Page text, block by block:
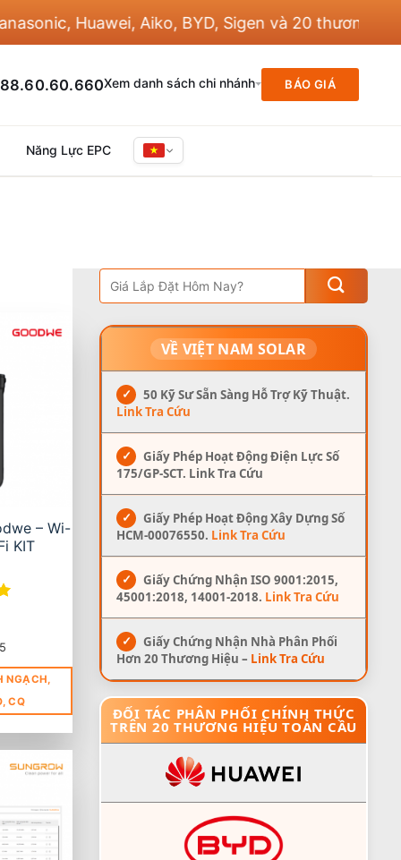
Huawei, Aiko, BYD, Sigen và 20 thương hiệu
Xem danh sách chi nhánh BÁO GIÁ
Năng Lực EPC
– Wi-
KIT
NGẠCH,
CQ
VỀ VIỆT NAM SOLAR
✓
50 Kỹ Sư Sẵn Sàng Hỗ Trợ Kỹ Thuật.
Link Tra Cứu
✓
Giấy Phép Hoạt Động Điện Lực Số
175/GP-SCT. Link Tra Cứu
✓
Giấy Phép Hoạt Động Xây Dựng Số
HCM-00076550. Link Tra Cứu
✓
Giấy Chứng Nhận ISO 9001:2015,
45001:2018, 14001-2018. Link Tra Cứu
✓
Giấy Chứng Nhận Nhà Phân Phối
Hơn 20 Thương Hiệu – Link Tra Cứu
ĐỐI TÁC PHÂN PHỐI CHÍNH THỨC
TRÊN 20 THƯƠNG HIỆU TOÀN CẦU